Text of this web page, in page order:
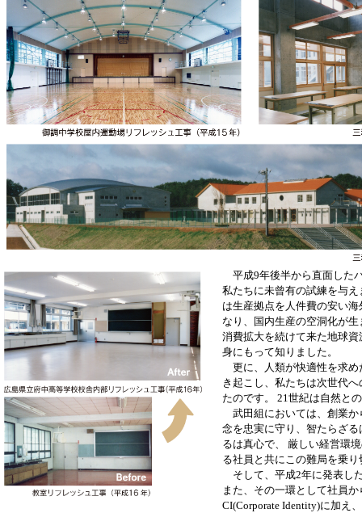
平成9年後半から直面した
私たちに未曾有の試練を与
は生産拠点を人件費の安い
なり、国内生産の空洞化が
消費拡大を続けて来た地球
身にもって知りました。
更に、人類が快適性を求め
き起こし、私たちは次世代
たのです。 21世紀は自然と
武田組においては、創業か
念を忠実に守り、智たらざ
るは真心で、 厳しい経営環
る社員と共にこの難局を乗
そして、平成2年に発表し
また、その一環として社員
CI(Corporate Identity)に加え